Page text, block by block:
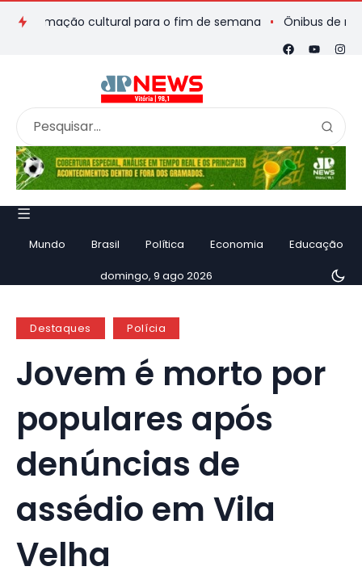
cultural para o fim de semana Ônibus de romeiros
Mundo Brasil Política Economia Educação
domingo, 9 ago 2026
Destaques Polícia
Jovem é morto por
populares após
denúncias de
assédio em Vila
Velha